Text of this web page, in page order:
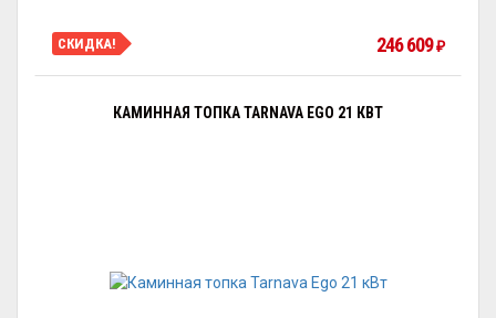
СКИДКА! 246 609₽
КАМИННАЯ ТОПКА TARNAVA EGO 21 КВТ